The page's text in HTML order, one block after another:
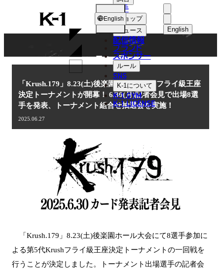
K-
1
English
한국어
中文（简体
選手
ショップ
ニュース
配信情報
ブランド
スポンサー
ルール
SNS
K-1について
K-1 GYM
K-1 LICENSE
English
NEWS
ニュース
「Krush.179」8.23(土)後楽園 第5代Krushフライ級王座
決定トーナメントが開幕！ 6/30(月)記者会見で出場8選
手を発表、トーナメント組合せ抽選会を実施！
2025.06.27
「Krush.179」8.23(土)後楽園ホール大会にて8選手参加に
よる第5代Krushフライ級王座決定トーナメントの一回戦を
行うことが決定しました。トーナメント出場選手の記者会